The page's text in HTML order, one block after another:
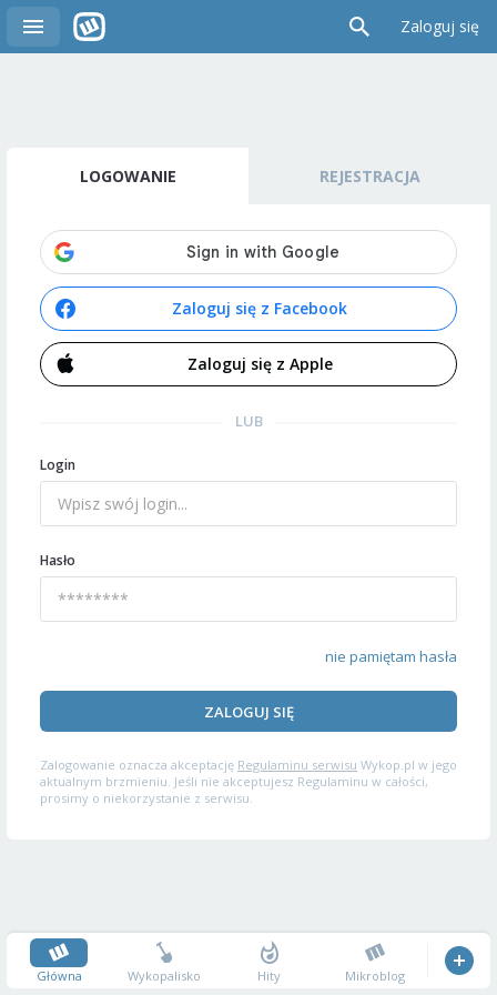
Zaloguj się
LOGOWANIE REJESTRACJA
Zaloguj się z Facebook
Zaloguj się z Apple
LUB
Login
Hasło
nie pamiętam hasła
ZALOGUJ SIĘ
Zalogowanie oznacza akceptację Regulaminu serwisu Wykop.pl w jego
aktualnym brzmieniu. Jeśli nie akceptujesz Regulaminu w całości,
prosimy o niekorzystanie z serwisu.
Główna Wykopalisko Hity Mikroblog